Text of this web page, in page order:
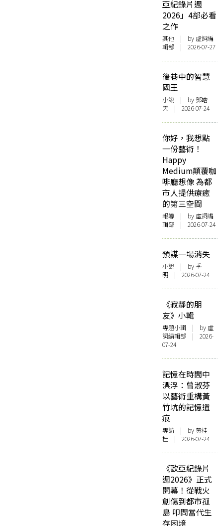
亞紀錄片週
2026」4部必看
之作
其他 | by 虛詞編
輯部 | 2026-07-27
後巷中的智慧
國王
小說 | by 鄧皓
天 | 2026-07-24
你好，我想點
一份藝術！
Happy
Medium顛覆咖
啡廳想像 為都
市人提供療癒
的第三空間
報導 | by 虛詞編
輯部 | 2026-07-24
預謀一場消失
小說 | by 季
明 | 2026-07-24
《寂靜的朋
友》小輯
專題小輯 | by 虛
詞編輯部 | 2026-
07-24
記憶在時間中
漂浮：曾淑芬
以藝術重構黃
竹坑的記憶遺
痕
專訪 | by 黃桂
桂 | 2026-07-24
《歐亞紀錄片
週2026》正式
開幕！從戰火
創傷到都市孤
島 叩問當代生
存困境